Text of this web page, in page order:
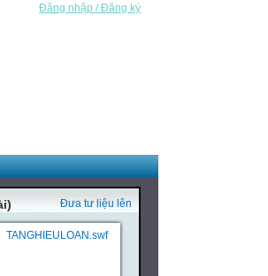
Đăng nhập / Đăng ký
Đưa tư liệu lên